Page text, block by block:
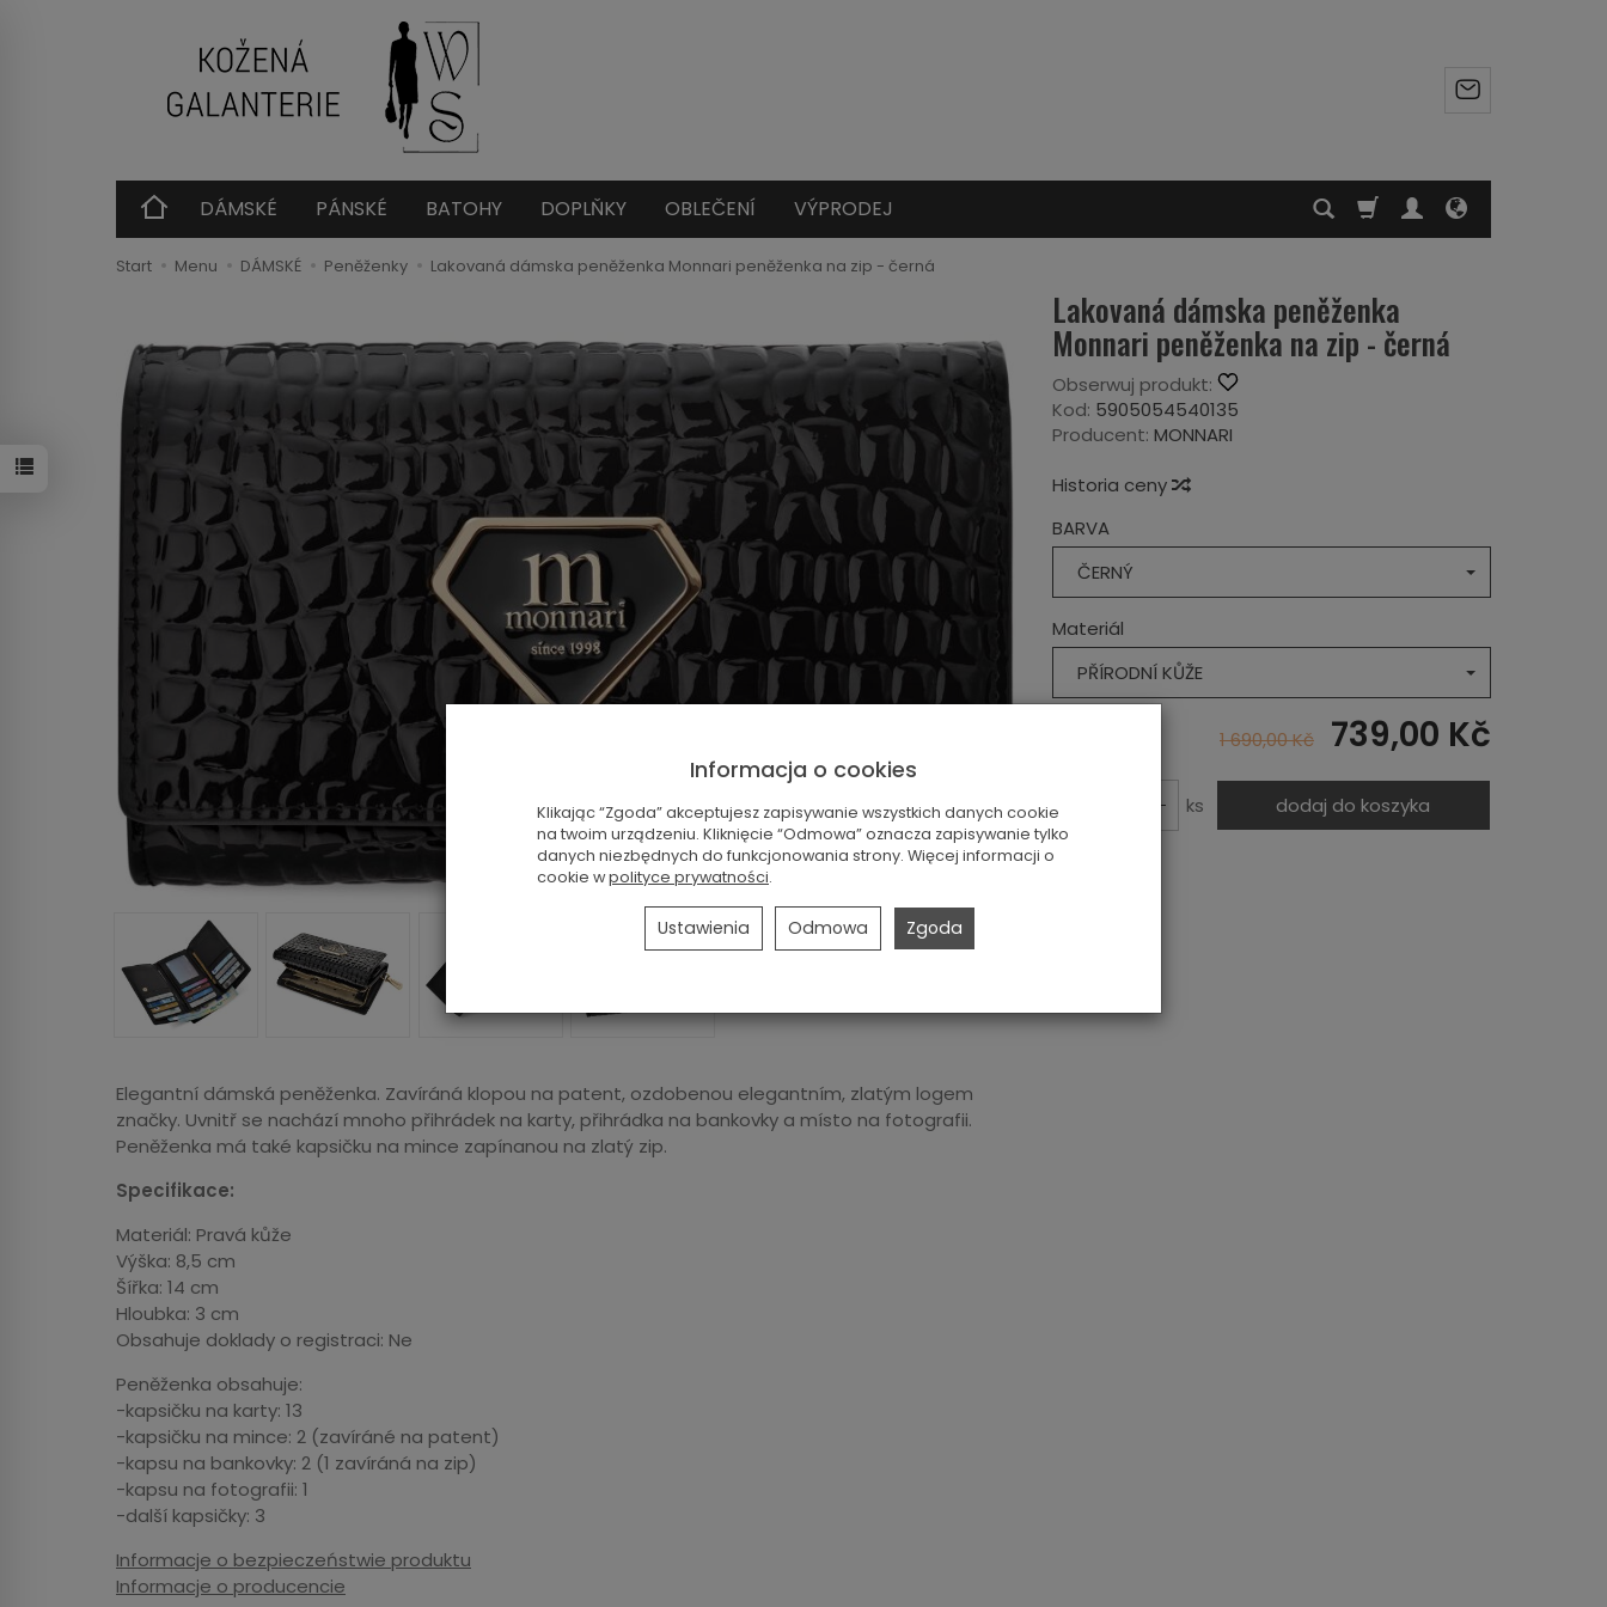
DÁMSKÉ PÁNSKÉ BATOHY DOPLŇKY OBLEČENÍ VÝPRODEJ
Start Menu DÁMSKÉ Peněženky Lakovaná dámska peněženka Monnari peněženka na zip - černá
Lakovaná dámska peněženka
Monnari peněženka na zip - černá
Obserwuj produkt:
Kod: 5905054540135
Producent: MONNARI
Historia ceny
BARVA
ČERNÝ
Materiál
PŘÍRODNÍ KŮŽE
1 690,00 Kč 739,00 Kč
ks dodaj do koszyka
Elegantní dámská peněženka. Zavíráná klopou na patent, ozdobenou elegantním, zlatým logem
značky. Uvnitř se nachází mnoho přihrádek na karty, přihrádka na bankovky a místo na fotografii.
Peněženka má také kapsičku na mince zapínanou na zlatý zip.
Specifikace:
Materiál: Pravá kůže
Výška: 8,5 cm
Šířka: 14 cm
Hloubka: 3 cm
Obsahuje doklady o registraci: Ne
Peněženka obsahuje:
-kapsičku na karty: 13
-kapsičku na mince: 2 (zavíráné na patent)
-kapsu na bankovky: 2 (1 zavíráná na zip)
-kapsu na fotografii: 1
-další kapsičky: 3
Informacje o bezpieczeństwie produktu
Informacje o producencie
Informacja o cookies
Klikając “Zgoda” akceptujesz zapisywanie wszystkich danych cookie
na twoim urządzeniu. Kliknięcie “Odmowa” oznacza zapisywanie tylko
danych niezbędnych do funkcjonowania strony. Więcej informacji o
cookie wpolityce prywatności.
Ustawienia Odmowa Zgoda